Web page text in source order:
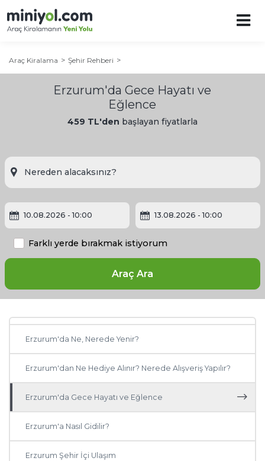
Araç Kiralama Şehir Rehberi
Erzurum'da Gece Hayatı ve
Eğlence
459 TL'den başlayan fiyatlarla
10.08.2026 - 10:00 13.08.2026 - 10:00
Araç Ara
Farklı yerde bırakmak istiyorum
Erzurum Şehir Rehberi
Erzurum'da Gezilecek Yerler
Erzurum'da Ne, Nerede Yenir?
Erzurum'dan Ne Hediye Alınır? Nerede Alışveriş Yapılır?
Erzurum'da Gece Hayatı ve Eğlence
Erzurum'a Nasıl Gidilir?
Erzurum Şehir İçi Ulaşım